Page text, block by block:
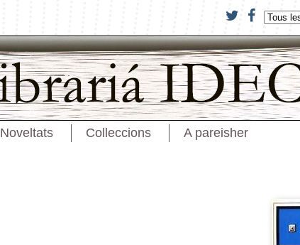
Noveltats Colleccions A pareisher